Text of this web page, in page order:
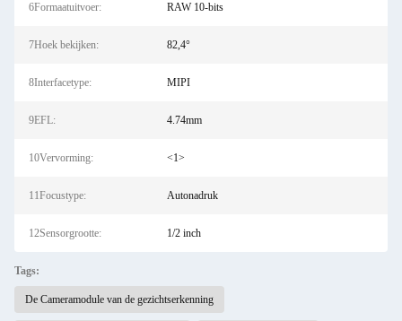
6Formaatuitvoer: RAW 10-bits
7Hoek bekijken: 82,4°
8Interfacetype: MIPI
9EFL: 4.74mm
10Vervorming: <1>
11Focustype: Autonadruk
12Sensorgrootte: 1/2 inch
Tags:
De Cameramodule van de gezichtserkenning